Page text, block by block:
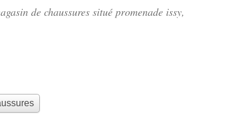
de chaussures situé promenade issy,